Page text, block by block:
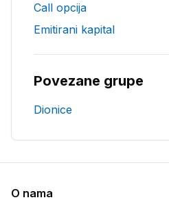
Call opcija
Emitirani kapital
Povezane grupe
Dionice
O nama